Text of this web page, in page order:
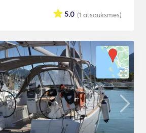
(1 atsauksmes)
5.0